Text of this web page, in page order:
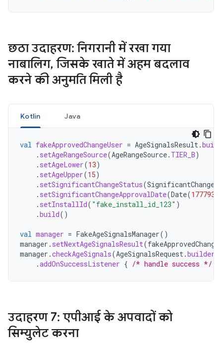
छठा उदाहरण: निगरानी में रखा गया
नाबालिग, जिसके खाते में अहम बदलाव
करने की अनुमति मिली है
Kotlin Java
val fakeApprovedChangeUser = AgeSignalsResult.
. setAgeRangeSource(AgeRangeSource. TIER_B)
. setAgeLower(13)
. setAgeUpper(15)
. setSignificantChangeStatus(
. setSignificantChangeApprovalDate(Date(
. setInstallId( "fake_install_id_123" )
.build()
val manager = FakeAgeSignalsManager()
manager . setNextAgeSignalsResult(
manager .checkAgeSignals(AgeSignalsRequest.builder
.addOnSuccessListener { /* handle success */
उदाहरण 7: एपीआई के अपवादों को
सिम्युलेट करना